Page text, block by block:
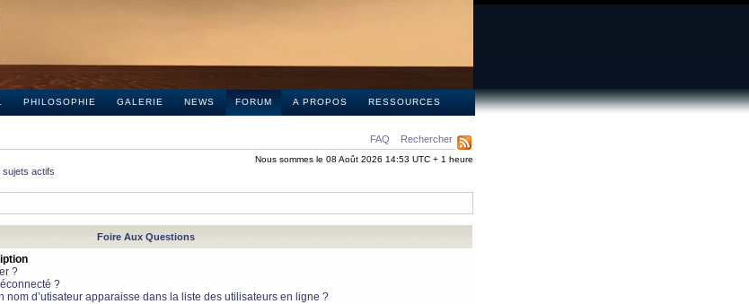
PHILOSOPHIE GALERIE NEWS FORUM A PROPOS RESSOURCES
FAQ Rechercher
Nous sommes le 08 Août 2026 14:53 UTC + 1 heure
sujets actifs
Foire Aux Questions
?
?
nom d’utisateur apparaisse dans la liste des utilisateurs en ligne ?